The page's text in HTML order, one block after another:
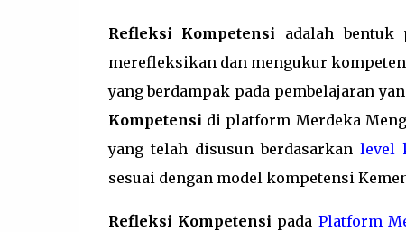
Refleksi Kompetensi adalah bentuk
merefleksikan dan mengukur
yang berdampak pada pembelajaran
Kompetensi di platform Merdeka
yang telah disusun berdasarkanlevel
sesuai dengan model kompetensi
Refleksi Kompetensi pada Platform